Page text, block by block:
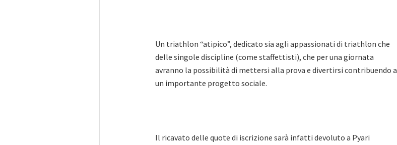
Un triathlon “atipico”, dedicato sia agli appassionati di triathlon che
delle singole discipline (come staffettisti), che per una giornata
avranno la possibilità di mettersi alla prova e divertirsi contribuendo a
un importante progetto sociale.
Il ricavato delle quote di iscrizione sarà infatti devoluto a Pyari